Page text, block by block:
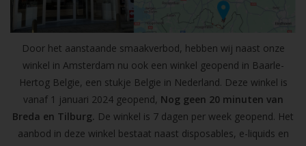
Door het aanstaande smaakverbod, hebben wij naast onze
winkel in Amsterdam nu ook een winkel geopend in Baarle-
Hertog Belgie, een stukje Belgie in Nederland. Deze winkel is
vanaf 1 januari 2024 geopend, Nog geen 20 minuten van
Breda en Tilburg. De winkel is 7 dagen per week geopend. Het
aanbod in deze winkel bestaat naast disposables, e-liquids en